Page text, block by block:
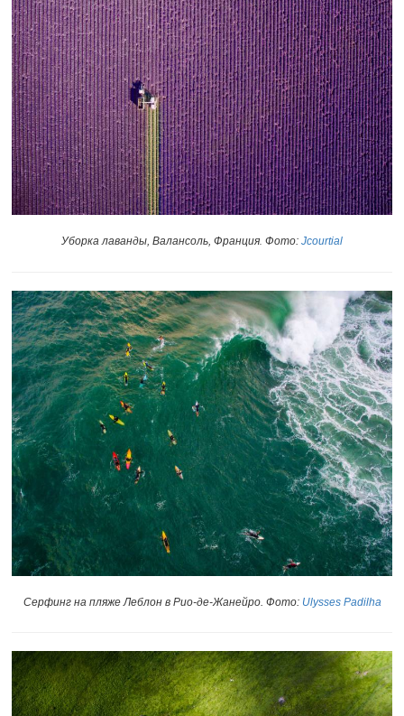
Уборка лаванды, Валансоль, Франция Фото: Jcourtial
Серфинг на пляже Леблон в Рио-де-Жанейро. Фото: Ulysses Padilha